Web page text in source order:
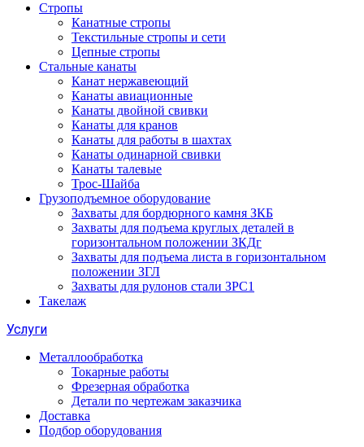
Стропы
Канатные стропы
Текстильные стропы и сети
Цепные стропы
Стальные канаты
Канат нержавеющий
Канаты авиационные
Канаты двойной свивки
Канаты для кранов
Канаты для работы в шахтах
Канаты одинарной свивки
Канаты талевые
Трос-Шайба
Грузоподъемное оборудование
Захваты для бордюрного камня ЗКБ
Захваты для подъема круглых деталей в
горизонтальном положении ЗКДг
Захваты для подъема листа в горизонтальном
положении ЗГЛ
Захваты для рулонов стали ЗРС1
Такелаж
Услуги
Металлообработка
Токарные работы
Фрезерная обработка
Детали по чертежам заказчика
Доставка
Подбор оборудования